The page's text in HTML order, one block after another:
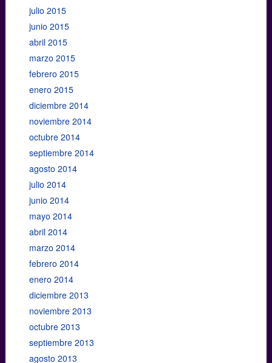
julio 2015
junio 2015
abril 2015
marzo 2015
febrero 2015
enero 2015
diciembre 2014
noviembre 2014
octubre 2014
septiembre 2014
agosto 2014
julio 2014
junio 2014
mayo 2014
abril 2014
marzo 2014
febrero 2014
enero 2014
diciembre 2013
noviembre 2013
octubre 2013
septiembre 2013
agosto 2013